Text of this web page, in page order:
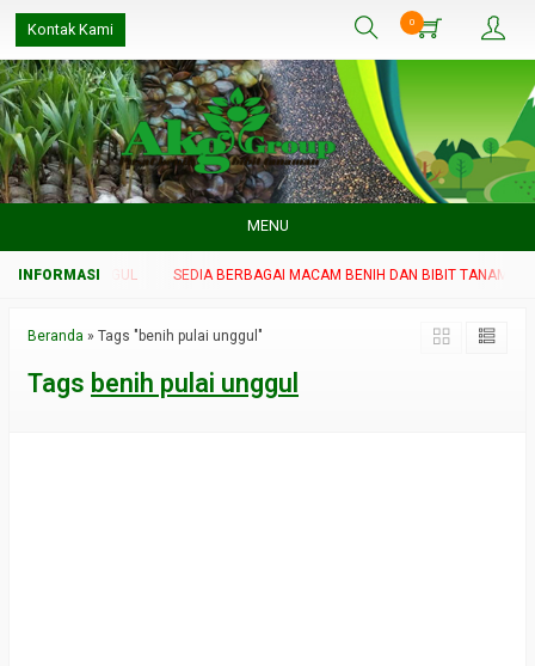
Kontak Kami 0
MENU
UNGGUL SEDIA BERBAGAI MACAM BENIH DAN BIBIT TANAMAN
Beranda » Tags "benih pulai unggul"
Tags benih pulai unggul